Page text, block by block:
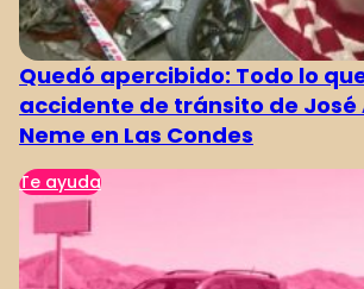
Quedó apercibido: Todo lo
accidente de tránsito de José
Neme en Las Condes
Te ayuda